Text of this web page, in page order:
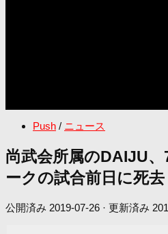
Push / ニュース
尚武会所属のDAIJU
ークの試合前日に死去
公開済み 2019-07-26 · 更新済み